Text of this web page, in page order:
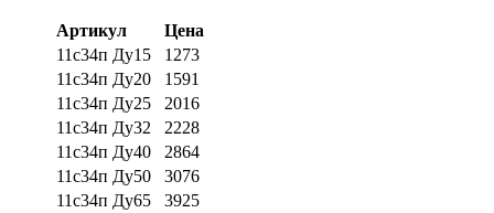
Артикул
Цена
11с34п Ду15
1273
11с34п Ду20
1591
11с34п Ду25
2016
11с34п Ду32
2228
11с34п Ду40
2864
11с34п Ду50
3076
11с34п Ду65
3925